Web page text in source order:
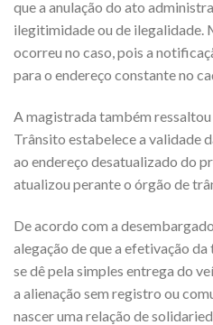
que a anulação do ato
ilegitimidade ou de ilegalidade.
ocorreu no caso, pois a
para o endereço constante no
A magistrada também
Trânsito estabelece a validade
ao endereço desatualizado do
atualizou perante o órgão de
De acordo com a
alegação de que a efetivação
se dê pela simples entrega do
a alienação sem registro ou
nascer uma relação de